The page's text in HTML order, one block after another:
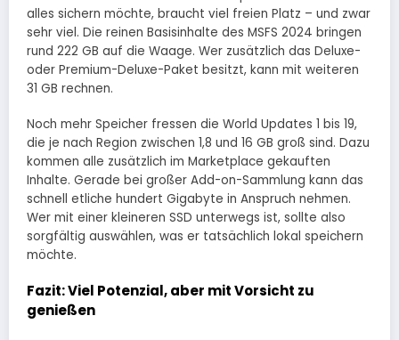
alles sichern möchte, braucht viel freien Platz – und zwar
sehr viel. Die reinen Basisinhalte des MSFS 2024 bringen
rund 222 GB auf die Waage. Wer zusätzlich das Deluxe-
oder Premium-Deluxe-Paket besitzt, kann mit weiteren
31 GB rechnen.
Noch mehr Speicher fressen die World Updates 1 bis 19,
die je nach Region zwischen 1,8 und 16 GB groß sind. Dazu
kommen alle zusätzlich im Marketplace gekauften
Inhalte. Gerade bei großer Add-on-Sammlung kann das
schnell etliche hundert Gigabyte in Anspruch nehmen.
Wer mit einer kleineren SSD unterwegs ist, sollte also
sorgfältig auswählen, was er tatsächlich lokal speichern
möchte.
Fazit: Viel Potenzial, aber mit Vorsicht zu
genießen